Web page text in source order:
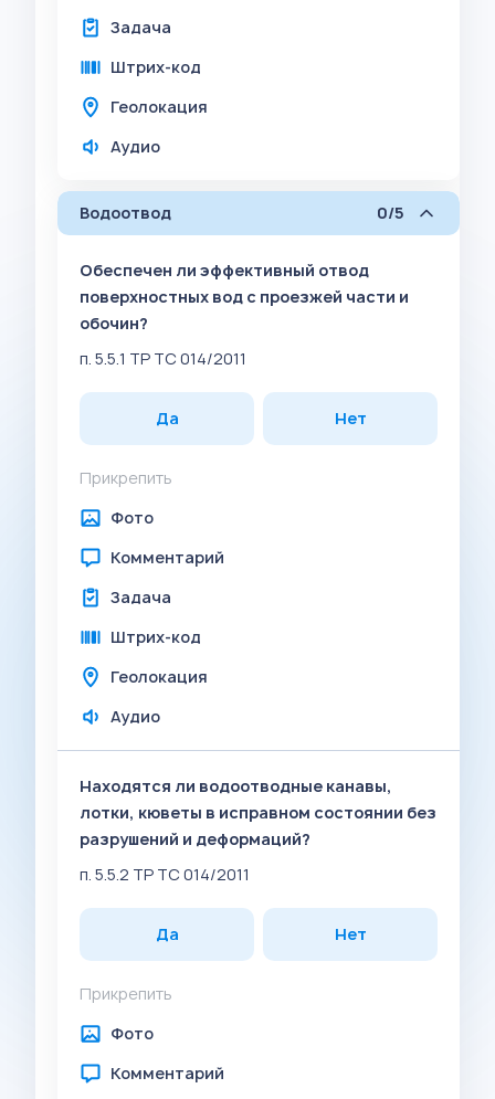
Задача
Штрих-код
Геолокация
Аудио
Водоотвод 0/5
Обеспечен ли эффективный отвод
поверхностных вод с проезжей части и
обочин?
п. 5.5.1 ТР ТС 014/2011
Да Нет
Прикрепить
Фото
Комментарий
Задача
Штрих-код
Геолокация
Аудио
Находятся ли водоотводные канавы,
лотки, кюветы в исправном состоянии без
разрушений и деформаций?
п. 5.5.2 ТР ТС 014/2011
Да Нет
Прикрепить
Фото
Комментарий